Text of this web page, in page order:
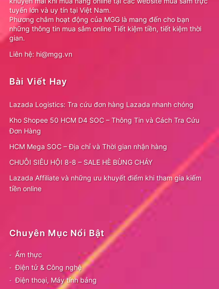
tuyến lớn và uy tín tại Việt Nam.
Phương châm hoạt động của MGG là mang đến cho bạn
những thông tin mua sắm online Tiết kiệm tiền, tiết kiệm thời
gian.
Liên hệ: hi@mgg.vn
Bài Viết Hay
Lazada Logistics: Tra cứu đơn hàng Lazada nhanh chóng
Kho Shopee 50 HCM D4 SOC – Thông Tin và Cách Tra Cứu
Đơn Hàng
HCM Mega SOC – Địa chỉ và Thời gian nhận hàng
CHUỖI SIÊU HỘI 8-8 – SALE HÈ BÙNG CHÁY
Lazada Affiliate và những ưu khuyết điểm khi tham gia kiếm
tiền online
Chuyên Mục Nổi Bật
Ẩm thực
Điện tử & Công nghệ
Điện thoại, Máy tính bảng